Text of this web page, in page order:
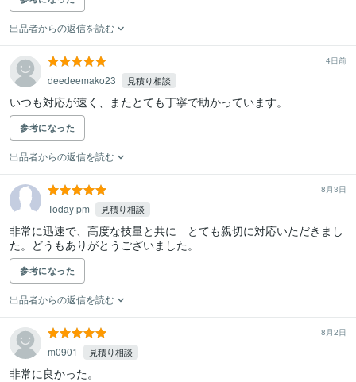
出品者からの返信を読む
4日前
deedeemako23 見積り相談
いつも対応が速く、またとても丁寧で助かっています。
参考になった
出品者からの返信を読む
8月3日
Today pm 見積り相談
非常に迅速で、高度な技量と共に　とても親切に対応いただきまし
た。どうもありがとうございました。
参考になった
出品者からの返信を読む
8月2日
m0901 見積り相談
非常に良かった。